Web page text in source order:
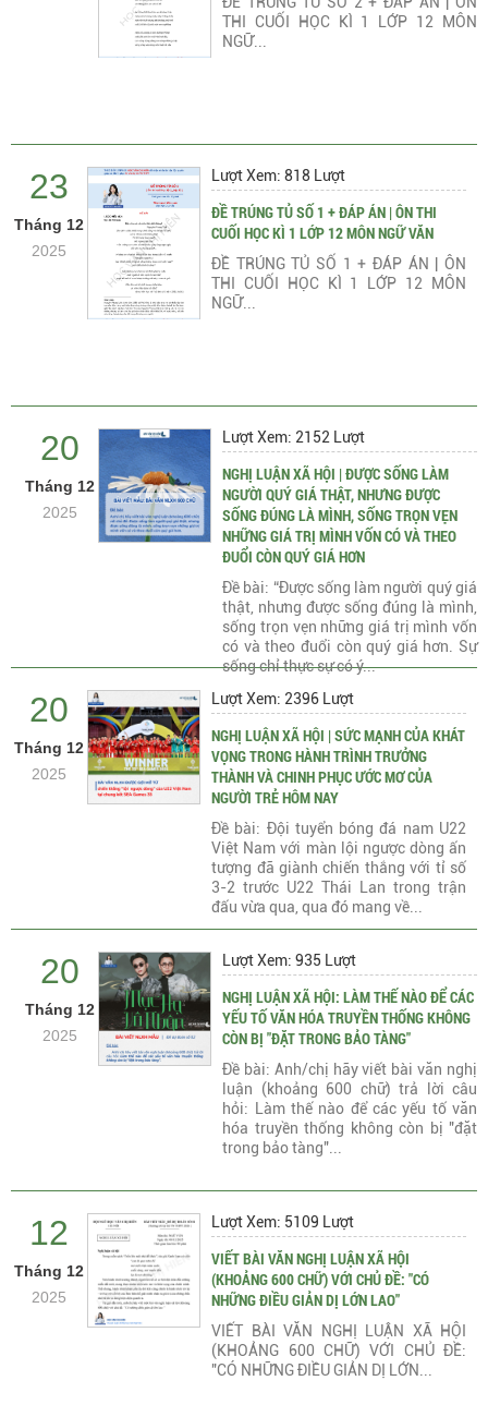
THI CUỐI HỌC KÌ 1 LỚP 12 MÔN
NGỮ...
23
Tháng 12
2025
Lượt Xem: 818 Lượt
ĐỀ TRÚNG TỦ SỐ 1 + ĐÁP ÁN | ÔN THI
CUỐI HỌC KÌ 1 LỚP 12 MÔN NGỮ VĂN
ĐỀ TRÚNG TỦ SỐ 1 + ĐÁP ÁN | ÔN
THI CUỐI HỌC KÌ 1 LỚP 12 MÔN
NGỮ...
20
Tháng 12
2025
Lượt Xem: 2152 Lượt
NGHỊ LUẬN XÃ HỘI | ĐƯỢC SỐNG LÀM
NGƯỜI QUÝ GIÁ THẬT, NHƯNG ĐƯỢC
SỐNG ĐÚNG LÀ MÌNH, SỐNG TRỌN VẸN
NHỮNG GIÁ TRỊ MÌNH VỐN CÓ VÀ THEO
ĐUỔI CÒN QUÝ GIÁ HƠN
Đề bài: “Được sống làm người quý giá
thật, nhưng được sống đúng là mình,
sống trọn vẹn những giá trị mình vốn
có và theo đuổi còn quý giá hơn. Sự
sống chỉ thực sự có ý...
20
Tháng 12
2025
Lượt Xem: 2396 Lượt
NGHỊ LUẬN XÃ HỘI | SỨC MẠNH CỦA KHÁT
VỌNG TRONG HÀNH TRÌNH TRƯỞNG
THÀNH VÀ CHINH PHỤC ƯỚC MƠ CỦA
NGƯỜI TRẺ HÔM NAY
Đề bài: Đội tuyển bóng đá nam U22
Việt Nam với màn lội ngược dòng ấn
tượng đã giành chiến thắng với tỉ số
3-2 trước U22 Thái Lan trong trận
đấu vừa qua, qua đó mang về...
20
Tháng 12
2025
Lượt Xem: 935 Lượt
NGHỊ LUẬN XÃ HỘI: LÀM THẾ NÀO ĐỂ CÁC
YẾU TỐ VĂN HÓA TRUYỀN THỐNG KHÔNG
CÒN BỊ "ĐẶT TRONG BẢO TÀNG"
Đề bài: Anh/chị hãy viết bài văn nghị
luận (khoảng 600 chữ) trả lời câu
hỏi: Làm thế nào để các yếu tố văn
hóa truyền thống không còn bị "đặt
trong bảo tàng"...
12
Tháng 12
2025
Lượt Xem: 5109 Lượt
VIẾT BÀI VĂN NGHỊ LUẬN XÃ HỘI
(KHOẢNG 600 CHỮ) VỚI CHỦ ĐỀ: "CÓ
NHỮNG ĐIỀU GIẢN DỊ LỚN LAO"
VIẾT BÀI VĂN NGHỊ LUẬN XÃ HỘI
(KHOẢNG 600 CHỮ) VỚI CHỦ ĐỀ:
"CÓ NHỮNG ĐIỀU GIẢN DỊ LỚN...